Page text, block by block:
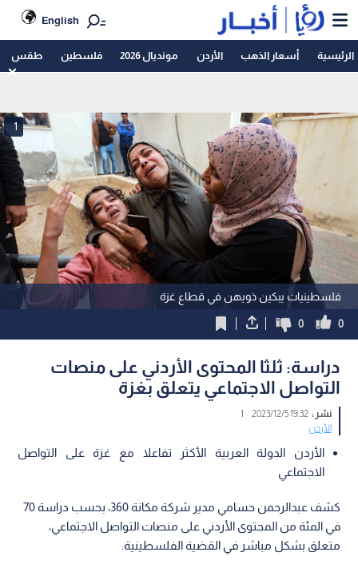
English
الرئيسية أسعار الذهب الأردن مونديال 2026 فلسطين طقس
فلسطينيات يبكين ذويهن في قطاع غزة
1
0
0
دراسة: ثلثا المحتوى الأردني على منصات
التواصل الاجتماعي يتعلق بغزة
نشر :19:32 2023/12/5
|
الأردن
الأردن الدولة العربية الأكثر تفاعلا مع غزة على التواصل
الاجتماعي
كشف عبدالرحمن حسامي مدير شركة مكانة 360، بحسب دراسة 70
في المئة من المحتوى الأردني على منصات التواصل الاجتماعي،
متعلق بشكل مباشر في القضية الفلسطينية.